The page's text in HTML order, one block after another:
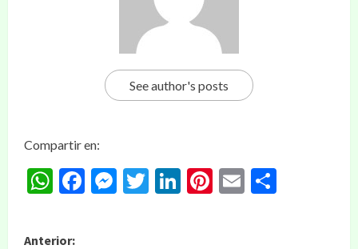
See author's posts
Compartir en:
WhatsApp
Facebook
Messenger
Twitter
LinkedIn
Pinterest
Email
Anterior: